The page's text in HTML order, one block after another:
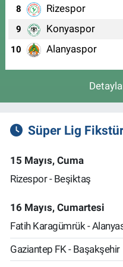
8 Rizespor
9 Konyaspor
10 Alanyaspor
Süper Lig
15 Mayıs, Cuma
Rizespor - Beşiktaş
16 Mayıs, Cumartesi
Fatih Karagümrük -
Gaziantep FK - Başakşehir